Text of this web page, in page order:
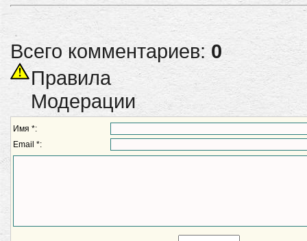
Всего комментариев: 0
Правила
Модерации
Имя *:
Email *: